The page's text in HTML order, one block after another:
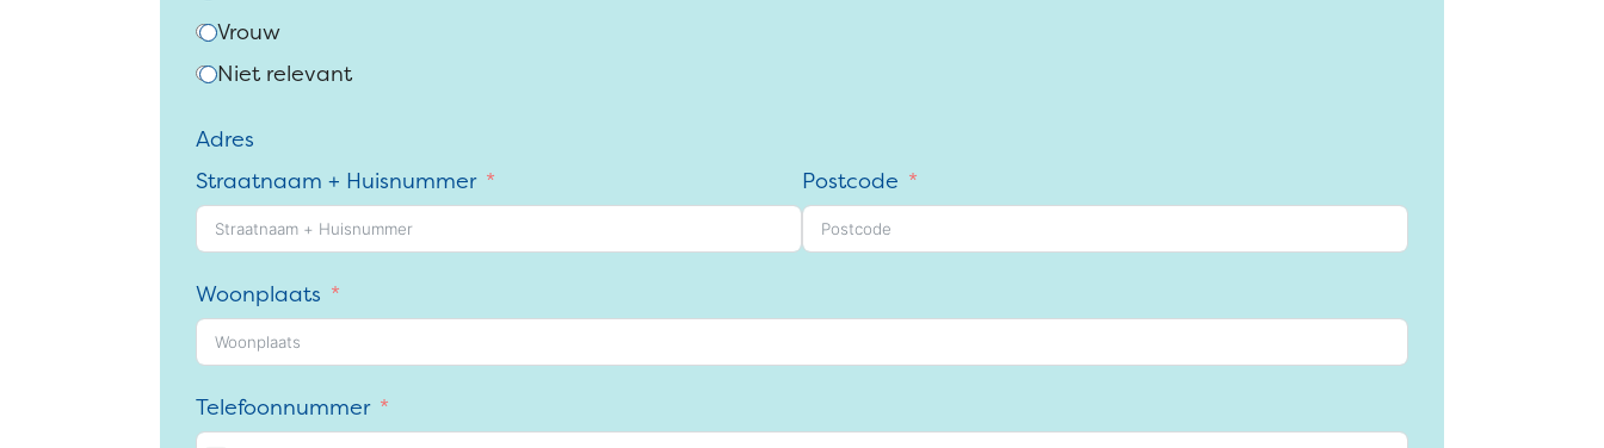
Vrouw
Niet relevant
Adres
Straatnaam + Huisnummer
Postcode
Woonplaats
Telefoonnummer